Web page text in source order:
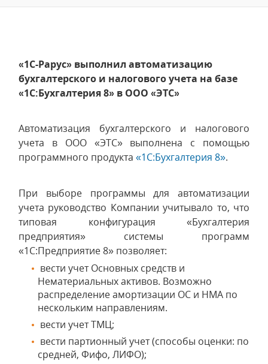
«1С-Рарус» выполнил автоматизацию
бухгалтерского и налогового учета на базе
«1С:Бухгалтерия 8» в ООО «ЭТС»
Автоматизация бухгалтерского и налогового
учета в ООО «ЭТС» выполнена с помощью
программного продукта «1С:Бухгалтерия 8».
При выборе программы для автоматизации
учета руководство Компании учитывало то, что
типовая конфигурация «Бухгалтерия
предприятия» системы программ
«1С:Предприятие 8» позволяет:
вести учет Основных средств и
Нематериальных активов. Возможно
распределение амортизации ОС и НМА по
нескольким направлениям.
вести учет ТМЦ;
вести партионный учет (способы оценки: по
средней, Фифо, ЛИФО);